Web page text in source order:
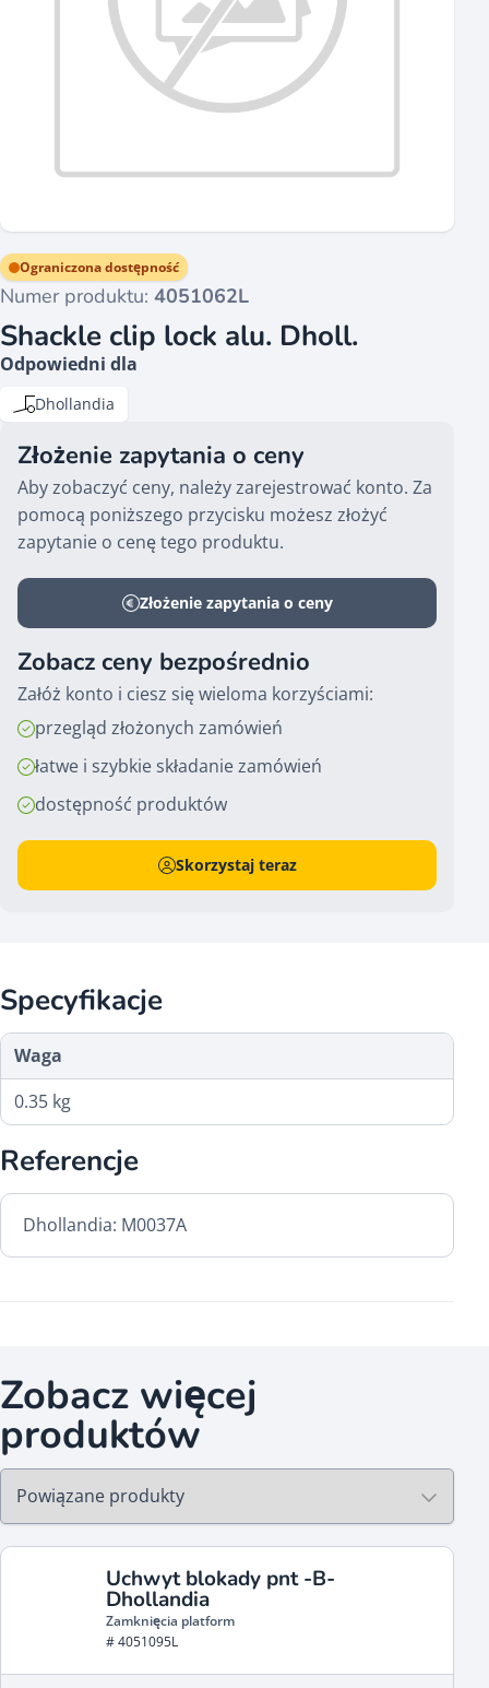
Numer produktu: 4051062L
Ograniczona dostępność
Shackle clip lock alu. Dholl.
Odpowiedni dla
Dhollandia
Złożenie zapytania o ceny
Aby zobaczyć ceny, należy zarejestrować konto. Za
pomocą poniższego przycisku możesz złożyć
zapytanie o cenę tego produktu.
Złożenie zapytania o ceny
Zobacz ceny bezpośrednio
Załóż konto i ciesz się wieloma korzyściami:
przegląd złożonych zamówień
łatwe i szybkie składanie zamówień
dostępność produktów
Skorzystaj teraz
Specyfikacje
Waga
0.35 kg
Referencje
Dhollandia: M0037A
Zobacz więcej
produktów
Uchwyt blokady pnt -B-
Dhollandia
Zamknięcia platform
# 4051095L